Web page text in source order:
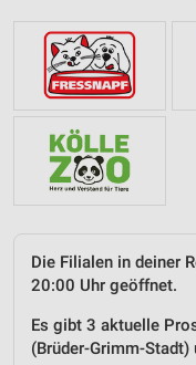
Die Filialen in deiner
20:00 Uhr geöffnet.
Es gibt 3 aktuelle
(Brüder-Grimm-Stadt)